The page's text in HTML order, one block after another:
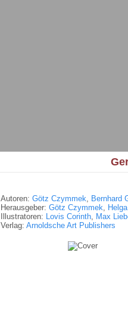
Autoren: Götz Czymmek, Bernhard
Herausgeber: Götz Czymmek,
Illustratoren: Lovis Corinth, Max
Verlag: Arnoldsche Art Publishers